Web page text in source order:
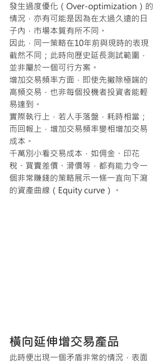
發生過度優化（Over-optimization）的
情況，亦有可能是因為在太過久遠的日
子內，市場本質有所不同。
因此，同一策略在10年前與現時的表現
截然不同；此時向歷史延長測試範圍，
並非屬於一個可行方案。
增加交易頻率方面，即使先撇除極端的
高頻交易，也非每個投機者投資者能輕
易達到。
實際執行上，若人手落盤，耗時相當；
而回報上，增加交易頻率變相增加交易
成本。
千萬別小看交易成本，如佣金、印花
稅、買賣差價、滑價等，都有能力令一
個非常賺錢的策略展示一條一直向下瀉
的資產曲線（Equity curve）。
橫向延伸增交易產品
此時便出現一個矛盾非常的情況，表面